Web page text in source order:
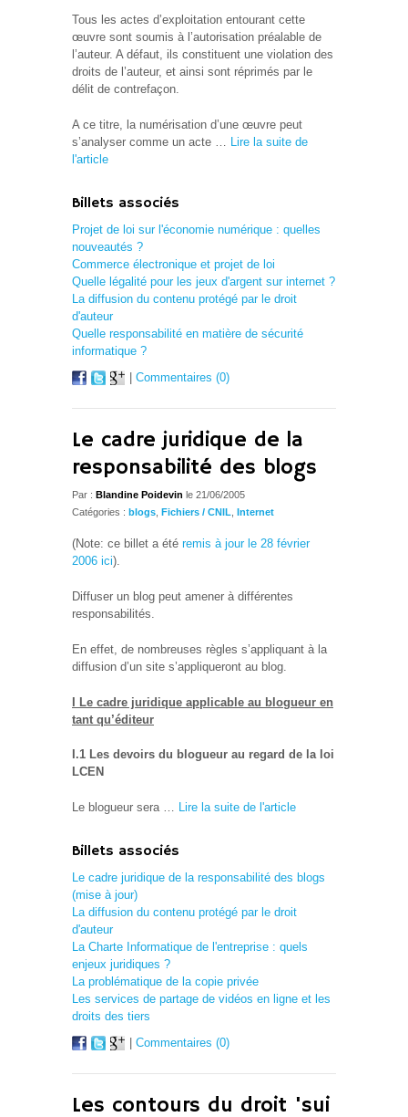
Tous les actes d’exploitation entourant cette
œuvre sont soumis à l’autorisation préalable de
l’auteur. A défaut, ils constituent une violation des
droits de l’auteur, et ainsi sont réprimés par le
délit de contrefaçon.
A ce titre, la numérisation d’une œuvre peut
s’analyser comme un acte … Lire la suite de
l'article
Billets associés
Projet de loi sur l'économie numérique : quelles
nouveautés ?
Commerce électronique et projet de loi
Quelle légalité pour les jeux d'argent sur internet ?
La diffusion du contenu protégé par le droit
d'auteur
Quelle responsabilité en matière de sécurité
informatique ?
Commentaires (0)
Le cadre juridique de la
responsabilité des blogs
Par : Blandine Poidevin le 21/06/2005
Catégories : blogs Fichiers / CNIL Internet
(Note: ce billet a été remis à jour le 28 février
2006 ici).
Diffuser un blog peut amener à différentes
responsabilités.
En effet, de nombreuses règles s’appliquant à la
diffusion d’un site s’appliqueront au blog.
I Le cadre juridique applicable au blogueur en
tant qu’éditeur
I.1 Les devoirs du blogueur au regard de la loi
LCEN
Le blogueur sera … Lire la suite de l'article
Billets associés
Le cadre juridique de la responsabilité des blogs
(mise à jour)
La diffusion du contenu protégé par le droit
d'auteur
La Charte Informatique de l'entreprise : quels
enjeux juridiques ?
La problématique de la copie privée
Les services de partage de vidéos en ligne et les
droits des tiers
Commentaires (0)
Les contours du droit 'sui